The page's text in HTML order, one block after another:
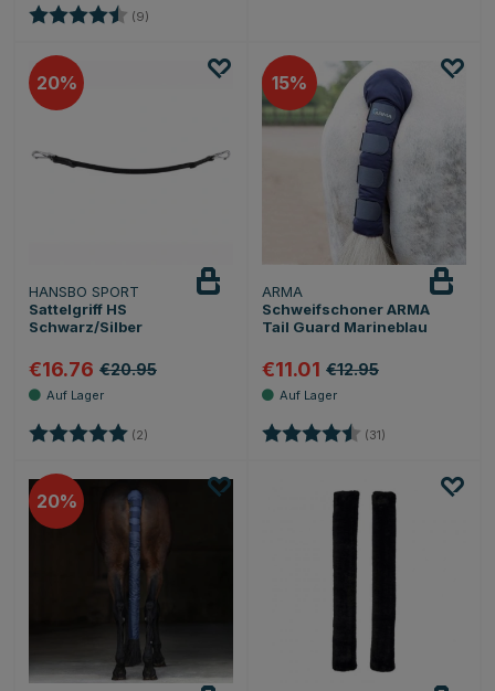
Bewertung: (9)
20
HANSBO SPORT
Sattelgriff HS
Schwarz/Silber
€16.76 €20.95
Bewertung: (2)
15
ARMA
Schweifschoner ARMA
Tail Guard Marineblau
€11.01 €12.95
Bewertung: (31)
20